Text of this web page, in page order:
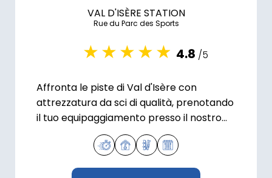
VAL D'ISÈRE STATION
Rue du Parc des Sports
4.8 /5
Affronta le piste di Val d'Isère con
attrezzatura da sci di qualità, prenotando
il tuo equipaggiamento presso il nostro
negozio di La Poudreuse.